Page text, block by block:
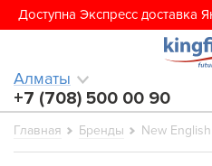
Доступна Экспресс доставка
Алматы
+7 (708) 500 00 90
Главная Бренды New